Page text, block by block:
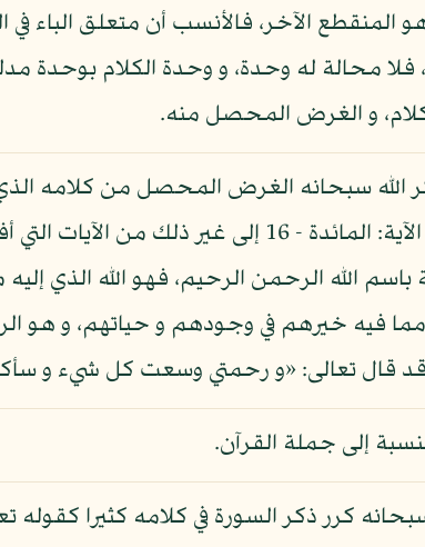
هو المنقطع الآخر، فالأنسب أن متعلق الباء
فلا محالة له وحدة، و وحدة الكلام بوحدة
و الغرض المحصل منه.
الله سبحانه الغرض المحصل من كلامه
به الله» الآية: المائدة - 16 إلى
باسم الله الرحمن الرحيم، فهو الله الذي
مما فيه خيرهم في وجودهم و حياتهم، و هو
قال تعالى: «و رحمتي وسعت كل شيء و
إلى جملة القرآن.
كرر ذكر السورة في كلامه كثيرا كقوله